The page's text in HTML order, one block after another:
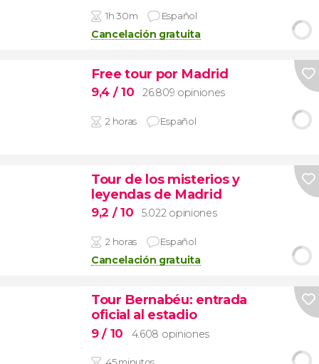
1h 30m Español
Cancelación gratuita
Free tour por Madrid
9,4 / 10 26.809 opiniones
2 horas Español
Tour de los misterios y
leyendas de Madrid
9,2 / 10 5.022 opiniones
2 horas Español
Cancelación gratuita
Tour Bernabéu: entrada
oficial al estadio
9/ 10 4.608 opiniones